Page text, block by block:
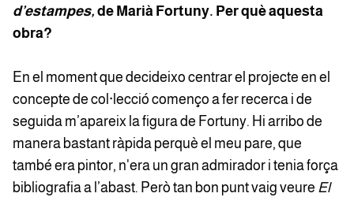
d’estampes, de Marià Fortuny. Per què aquesta
obra?
En el moment que decideixo centrar el projecte en el
concepte de col·lecció començo a fer recerca i de
seguida m’apareix la figura de Fortuny. Hi arribo de
manera bastant ràpida perquè el meu pare, que
també era pintor, n'era un gran admirador i tenia força
bibliografia a l’abast. Però tan bon punt vaig veure El